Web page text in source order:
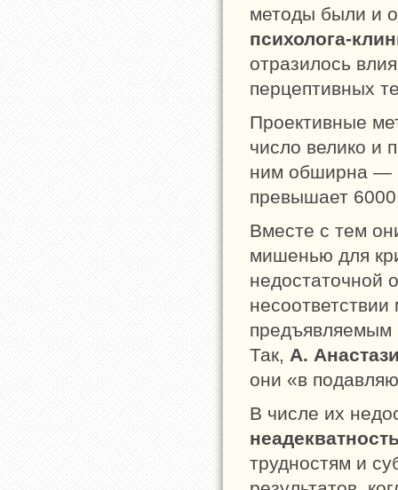
методы были и
психолога-
отразилось
перцептивных
Проективные
число велико и
ним обширна —
превышает
Вместе с тем
мишенью для
недостаточной
предъявляемым
Так, А.
они «в
В числе их
трудностям и